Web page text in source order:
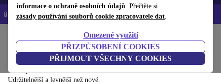
informace o ochraně osobních údajů. Přečtěte si
zásady používání souborů cookie zpracovatele dat.
Omezené využití
PŘIZPŮSOBENÍ COOKIES
PŘIJMOUT VŠECHNY COOKIES
📱 -5 % NAVÍC na všechny iPhony – kód: IPHONEDEAL-
Kamery a fotoaparáty
GoPro:
Dříve použité GoPro – renovované, s minimálně 12 měsíční zárukou.
Udržitelnější a levnější než nové.